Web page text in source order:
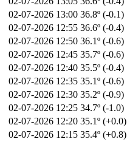
02-07-2026 13:00 36.8º (-0.1)
02-07-2026 12:55 36.6º (-0.4)
02-07-2026 12:50 36.1º (-0.6)
02-07-2026 12:45 35.7º (-0.6)
02-07-2026 12:40 35.5º (-0.4)
02-07-2026 12:35 35.1º (-0.6)
02-07-2026 12:30 35.2º (-0.9)
02-07-2026 12:25 34.7º (-1.0)
02-07-2026 12:20 35.1º (+0.0)
02-07-2026 12:15 35.4º (+0.8)